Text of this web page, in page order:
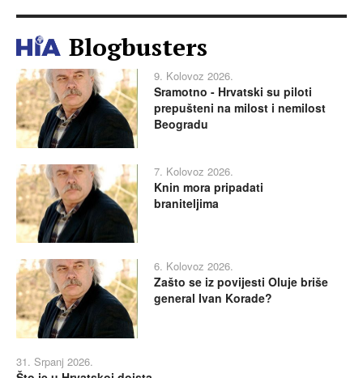
Blogbusters
9. Kolovoz 2026.
Sramotno - Hrvatski su piloti
prepušteni na milost i nemilost
Beogradu
7. Kolovoz 2026.
Knin mora pripadati
braniteljima
6. Kolovoz 2026.
Zašto se iz povijesti Oluje briše
general Ivan Korade?
31. Srpanj 2026.